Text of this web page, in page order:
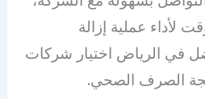
لأداء عملية إزالة
في الرياض اختيار شركات
الصرف الصحي.